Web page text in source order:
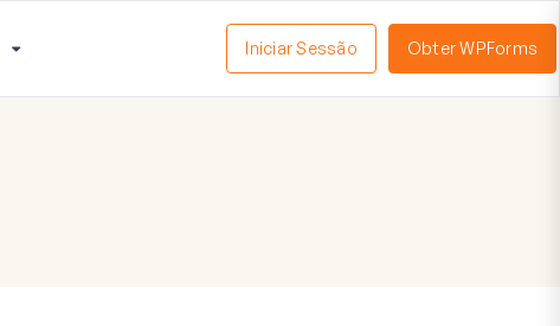
Menu
Iniciar Sessão Obter WPForms